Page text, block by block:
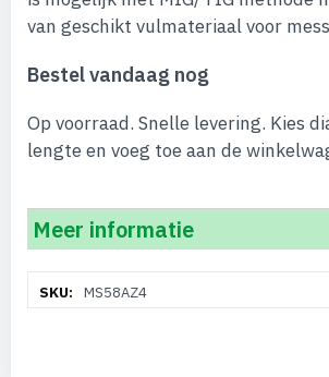
van geschikt vulmateriaal voor
Bestel vandaag nog
Op voorraad. Snelle levering. Kies
lengte en voeg toe aan de
Meer informatie
informatieMS58AZ4